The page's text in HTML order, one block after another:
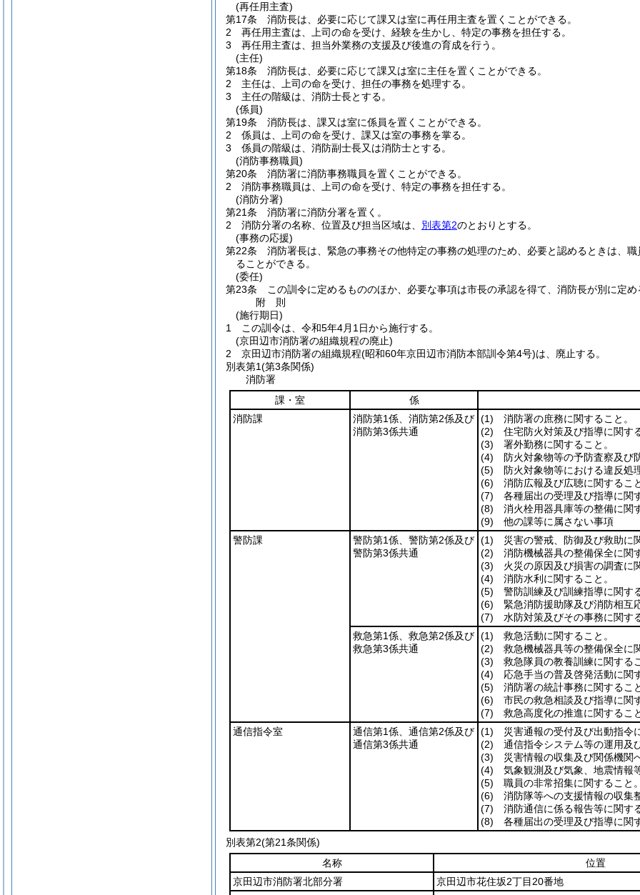
(再任用主査)
第17条
消防長は、必要に応じて課又は室に再任用主査を置くことができる。
2
再任用主査は、上司の命を受け、経験を生かし、特定の事務を担任する。
3
再任用主査は、担当外業務の支援及び後進の育成を行う。
(主任)
第18条
消防長は、必要に応じて課又は室に主任を置くことができる。
2
主任は、上司の命を受け、担任の事務を処理する。
3
主任の階級は、消防士長とする。
(係員)
第19条
消防長は、課又は室に係員を置くことができる。
2
係員は、上司の命を受け、課又は室の事務を掌る。
3
係員の階級は、消防副士長又は消防士とする。
(消防事務職員)
第20条
消防署に消防事務職員を置くことができる。
2
消防事務職員は、上司の命を受け、特定の事務を担任する。
(消防分署)
第21条
消防署に消防分署を置く。
2
消防分署の名称、位置及び担当区域は、 別表第2のとおりとする。
(事務の応援)
第22条
消防署長は、緊急の事務その他特定の事務の処理のため、必要と認めるときは、
ることができる。
(委任)
第23条
この訓令に定めるもののほか、必要な事項は市長の承認を得て、消防長が別に定め
附 則
(施行期日)
1
この訓令は、令和5年4月1日から施行する。
(京田辺市消防署の組織規程の廃止)
2
京田辺市消防署の組織規程(昭和60年京田辺市消防本部訓令第4号)は、廃止する。
別表第1(第3条関係)
消防署
課・室
係
消防課
消防第1係、消防第2係及び
消防第3係共通
(1) 消防署の庶務に関すること。
(2) 住宅防火対策及び指導に関す
(3) 署外勤務に関すること。
(4) 防火対象物等の予防査察及び
(5) 防火対象物等における違反処
(6) 消防広報及び広聴に関すること
(7) 各種届出の受理及び指導に関
(8) 消火栓用器具庫等の整備に関
(9) 他の課等に属さない事項
警防課
警防第1係、警防第2係及び
警防第3係共通
(1) 災害の警戒、防御及び救助に
(2) 消防機械器具の整備保全に関
(3) 火災の原因及び損害の調査に
(4) 消防水利に関すること。
(5) 警防訓練及び訓練指導に関す
(6) 緊急消防援助隊及び消防相互
(7) 水防対策及びその事務に関す
救急第1係、救急第2係及び
救急第3係共通
(1) 救急活動に関すること。
(2) 救急機械器具等の整備保全に
(3) 救急隊員の教養訓練に関する
(4) 応急手当の普及啓発活動に関
(5) 消防署の統計事務に関すること
(6) 市民の救急相談及び指導に関
(7) 救急高度化の推進に関すること
通信指令室
通信第1係、通信第2係及び
通信第3係共通
(1) 災害通報の受付及び出動指令
(2) 通信指令システム等の運用及
(3) 災害情報の収集及び関係機関
(4) 気象観測及び気象、地震情報
(5) 職員の非常招集に関すること。
(6) 消防隊等への支援情報の収集
(7) 消防通信に係る報告等に関す
(8) 各種届出の受理及び指導に関
別表第2(第21条関係)
名称
位置
京田辺市消防署北部分署
京田辺市花住坂2丁目20番地